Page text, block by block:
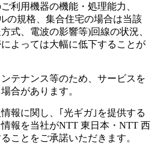
利用機器の機能・処理能力、
の規格、集合住宅の場合は当該
式、電波の影響等)回線の状況、
よっては大幅に低下することが
テナンス等のため、サービスを
合があります。
報に関し、｢光ギガ｣を提供する
報を当社がNTT 東日本・NTT 西
ことをご承諾いただきます。